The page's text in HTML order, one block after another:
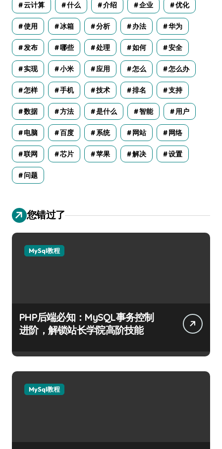
云计算 什么 介绍 企业 优化
使用 冰箱 分析 办法 华为
发布 哪些 处理 如何 安全
实现 小米 应用 怎么 怎么办
怎样 手机 技术 排名 支持
数据 方法 是什么 智能 用户
电脑 百度 系统 网站 网络
联网 芯片 苹果 解决 设置
问题
您错过了
MySql教程
PHP后端必知：MySQL事务控制
进阶，解锁站长学院高阶技能
MySql教程